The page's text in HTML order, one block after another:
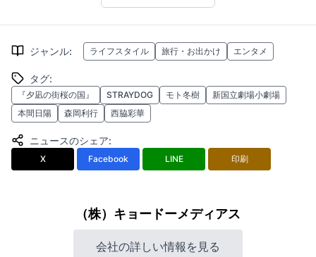
ジャンル: ライフスタイル 旅行・お出かけ エンタメ
タグ:
『夕凪の街桜の国』 STRAYDOG モト冬樹
新国立劇場小劇場
本間日陽
森岡利行 西脇彩華
ニュースのシェア:
X Facebook LINE 印刷
（株）キョードーメディアス
会社の詳しい情報を見る